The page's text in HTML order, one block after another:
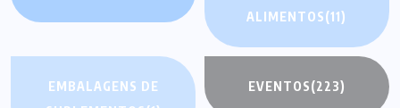
ALIMENTOS(11)
EMBALAGENS DE
EVENTOS(223)